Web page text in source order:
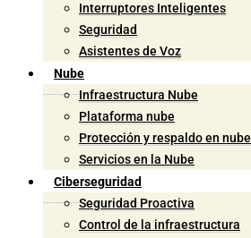
Interruptores Inteligentes
Seguridad
Asistentes de Voz
Nube
Infraestructura Nube
Plataforma nube
Protección y respaldo en nube
Servicios en la Nube
Ciberseguridad
Seguridad Proactiva
Control de la infraestructura